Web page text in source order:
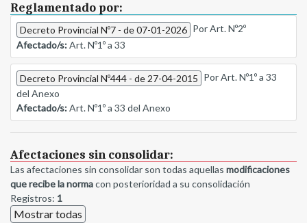
Reglamentado por:
Decreto Provincial Nº7 - de 07-01-2026 Por Art. Nº2º
Afectado/s:Art. Nº1º a 33
Decreto Provincial Nº444 - de 27-04-2015 Por Art. Nº1º a 33
del Anexo
Afectado/s:Art. Nº1º a 33 del Anexo
Afectaciones sin consolidar:
Las afectaciones sin consolidar son todas aquellas modificaciones
que recibe la normacon posterioridad a su consolidación
Registros: 1
Mostrar todas